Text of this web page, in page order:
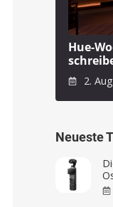
Hue-
2.
Neueste